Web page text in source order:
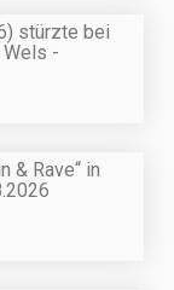
stürzte bei
Wels -
& Rave“ in